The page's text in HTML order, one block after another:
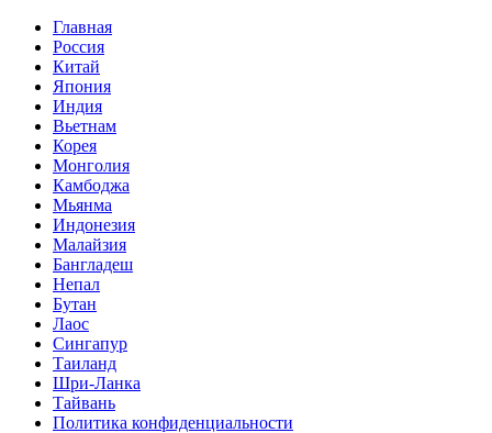
Главная
Россия
Китай
Япония
Индия
Вьетнам
Корея
Монголия
Камбоджа
Мьянма
Индонезия
Малайзия
Бангладеш
Непал
Бутан
Лаос
Сингапур
Таиланд
Шри-Ланка
Тайвань
Политика конфиденциальности